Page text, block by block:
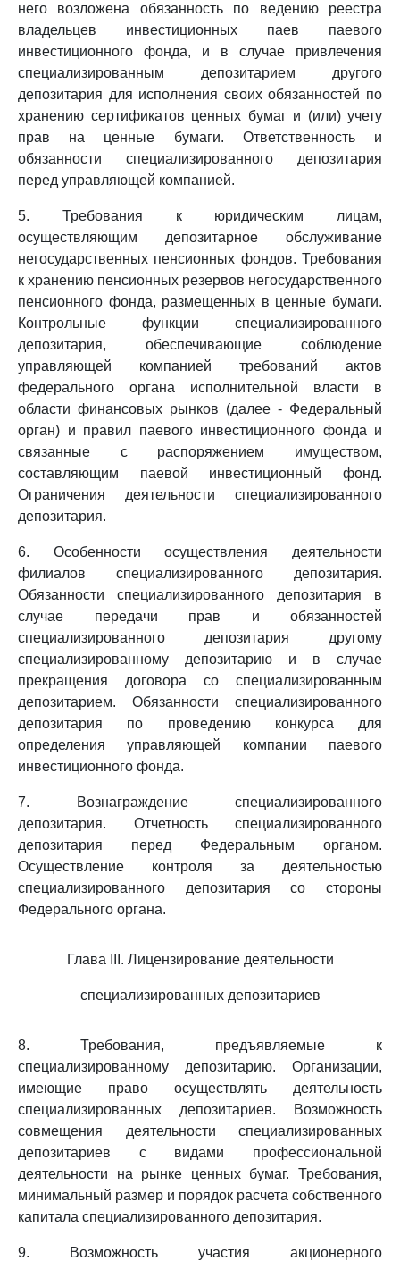
него возложена обязанность по ведению реестра
владельцев инвестиционных паев паевого
инвестиционного фонда, и в случае привлечения
специализированным депозитарием другого
депозитария для исполнения своих обязанностей по
хранению сертификатов ценных бумаг и (или) учету
прав на ценные бумаги. Ответственность и
обязанности специализированного депозитария
перед управляющей компанией.
5. Требования к юридическим лицам,
осуществляющим депозитарное обслуживание
негосударственных пенсионных фондов. Требования
к хранению пенсионных резервов негосударственного
пенсионного фонда, размещенных в ценные бумаги.
Контрольные функции специализированного
депозитария, обеспечивающие соблюдение
управляющей компанией требований актов
федерального органа исполнительной власти в
области финансовых рынков (далее - Федеральный
орган) и правил паевого инвестиционного фонда и
связанные с распоряжением имуществом,
составляющим паевой инвестиционный фонд.
Ограничения деятельности специализированного
депозитария.
6. Особенности осуществления деятельности
филиалов специализированного депозитария.
Обязанности специализированного депозитария в
случае передачи прав и обязанностей
специализированного депозитария другому
специализированному депозитарию и в случае
прекращения договора со специализированным
депозитарием. Обязанности специализированного
депозитария по проведению конкурса для
определения управляющей компании паевого
инвестиционного фонда.
7. Вознаграждение специализированного
депозитария. Отчетность специализированного
депозитария перед Федеральным органом.
Осуществление контроля за деятельностью
специализированного депозитария со стороны
Федерального органа.
Глава III. Лицензирование деятельности
специализированных депозитариев
8. Требования, предъявляемые к
специализированному депозитарию. Организации,
имеющие право осуществлять деятельность
специализированных депозитариев. Возможность
совмещения деятельности специализированных
депозитариев с видами профессиональной
деятельности на рынке ценных бумаг. Требования,
минимальный размер и порядок расчета собственного
капитала специализированного депозитария.
9. Возможность участия акционерного